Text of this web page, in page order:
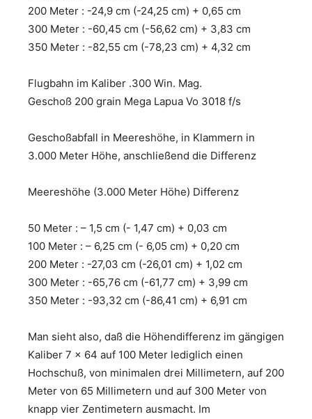
200 Meter : -24,9 cm (-24,25 cm) + 0,65 cm
300 Meter : -60,45 cm (-56,62 cm) + 3,83 cm
350 Meter : -82,55 cm (-78,23 cm) + 4,32 cm
Flugbahn im Kaliber .300 Win. Mag.
Geschoß 200 grain Mega Lapua Vo 3018 f/s
Geschoßabfall in Meereshöhe, in Klammern in
3.000 Meter Höhe, anschließend die Differenz
Meereshöhe (3.000 Meter Höhe) Differenz
50 Meter : – 1,5 cm (- 1,47 cm) + 0,03 cm
100 Meter : – 6,25 cm (- 6,05 cm) + 0,20 cm
200 Meter : -27,03 cm (-26,01 cm) + 1,02 cm
300 Meter : -65,76 cm (-61,77 cm) + 3,99 cm
350 Meter : -93,32 cm (-86,41 cm) + 6,91 cm
Man sieht also, daß die Höhendifferenz im gängigen
Kaliber 7 x 64 auf 100 Meter lediglich einen
Hochschuß, von minimalen drei Millimetern, auf 200
Meter von 65 Millimetern und auf 300 Meter von
knapp vier Zentimetern ausmacht. Im